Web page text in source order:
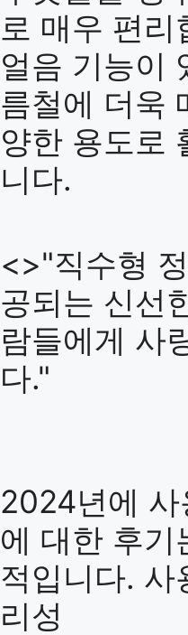
로 매우 편리
얼음 기능이
름철에 더욱
양한 용도로
니다.
<>"직수형
공되는 신선
람들에게 사
다."
2024년에 사
에 대한 후기
적입니다.
리성